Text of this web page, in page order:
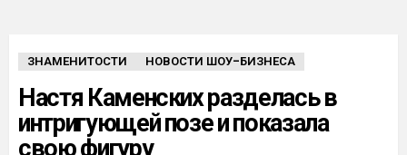
ЗНАМЕНИТОСТИ НОВОСТИ ШОУ-БИЗНЕСА
Настя Каменских разделась в
интригующей позе и показала
свою фигуру